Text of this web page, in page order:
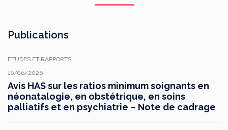
Publications
ÉTUDES ET RAPPORTS
16/06/2026
Avis HAS sur les ratios minimum soignants en
néonatalogie, en obstétrique, en soins
palliatifs et en psychiatrie – Note de cadrage